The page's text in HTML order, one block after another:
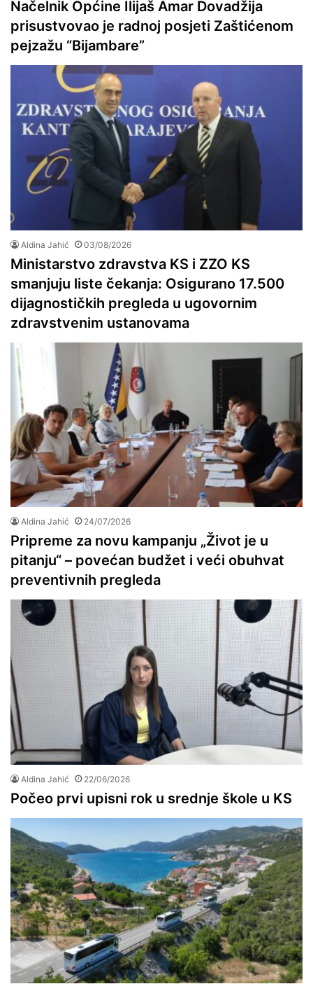
Načelnik Općine Ilijaš Amar Dovadžija
prisustvovao je radnoj posjeti Zaštićenom
pejzažu “Bijambare”
Aldina Jahić 03/08/2026
Ministarstvo zdravstva KS i ZZO KS
smanjuju liste čekanja: Osigurano 17.500
dijagnostičkih pregleda u ugovornim
zdravstvenim ustanovama
Aldina Jahić 24/07/2026
Pripreme za novu kampanju „Život je u
pitanju“ – povećan budžet i veći obuhvat
preventivnih pregleda
Aldina Jahić 22/06/2026
Počeo prvi upisni rok u srednje škole u KS